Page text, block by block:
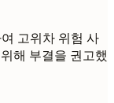
고위차 위험 사
해 부결을 권고했